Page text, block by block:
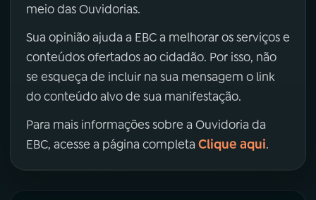
meio das Ouvidorias.
Sua opinião ajuda a EBC a melhorar os serviços e
conteúdos ofertados ao cidadão. Por isso, não
se esqueça de incluir na sua mensagem o link
do conteúdo alvo de sua manifestação.
Para mais informações sobre a Ouvidoria da
EBC, acesse a página completa Clique aqui.